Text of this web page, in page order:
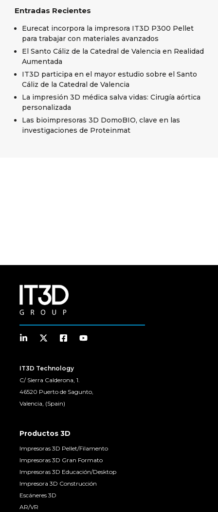
Entradas Recientes
Eurecat incorpora la impresora IT3D P300 Pellet
para trabajar con materiales avanzados
El Santo Cáliz de la Catedral de Valencia en Realidad
Aumentada
IT3D participa en el mayor estudio sobre el Santo
Cáliz de la Catedral de Valencia
La impresión 3D médica salva vidas: Cirugía aórtica
personalizada
Las bioimpresoras 3D DomoBIO, clave en las
investigaciones de Proteinmat
IT3D Technology
C/ Sierra Calderona, 1.
46520 Puerto de Sagunto,
Valencia, (Spain)
Productos 3D
Impresoras 3D Pellet/Filamento
Impresoras 3D Gran Formato
Impresoras 3D Educación/Desktop
Impresora 3D Construcción
Escáneres 3D
AR/VR